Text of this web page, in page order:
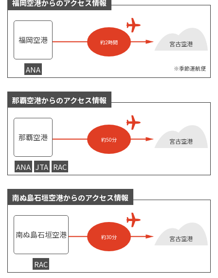
福岡空港からのアクセス情報
福岡空港
ANA
約2時間 宮古空港
※季節運航便
那覇空港からのアクセス情報
那覇空港
ANA JTA RAC
約50分 宮古空港
南ぬ島石垣空港からのアクセス情報
南ぬ島石垣空港
RAC
約30分 宮古空港